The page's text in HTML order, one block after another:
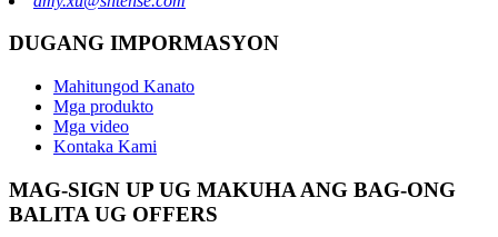
DUGANG IMPORMASYON
Mahitungod Kanato
Mga produkto
Mga video
Kontaka Kami
MAG-SIGN UP UG MAKUHA ANG BAG-ONG
BALITA UG OFFERS